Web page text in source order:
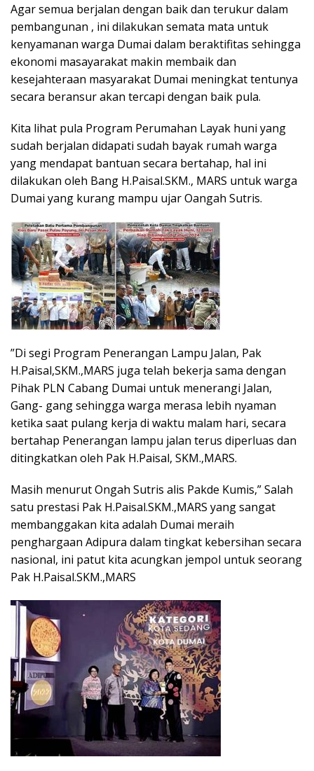
Agar semua berjalan dengan baik dan terukur dalam
pembangunan , ini dilakukan semata mata untuk
kenyamanan warga Dumai dalam beraktifitas sehingga
ekonomi masayarakat makin membaik dan
kesejahteraan masyarakat Dumai meningkat tentunya
secara beransur akan tercapi dengan baik pula.
Kita lihat pula Program Perumahan Layak huni yang
sudah berjalan didapati sudah bayak rumah warga
yang mendapat bantuan secara bertahap, hal ini
dilakukan oleh Bang H.Paisal.SKM., MARS untuk warga
Dumai yang kurang mampu ujar Oangah Sutris.
”Di segi Program Penerangan Lampu Jalan, Pak
H.Paisal,SKM.,MARS juga telah bekerja sama dengan
Pihak PLN Cabang Dumai untuk menerangi Jalan,
Gang- gang sehingga warga merasa lebih nyaman
ketika saat pulang kerja di waktu malam hari, secara
bertahap Penerangan lampu jalan terus diperluas dan
ditingkatkan oleh Pak H.Paisal, SKM.,MARS.
Masih menurut Ongah Sutris alis Pakde Kumis,” Salah
satu prestasi Pak H.Paisal.SKM.,MARS yang sangat
membanggakan kita adalah Dumai meraih
penghargaan Adipura dalam tingkat kebersihan secara
nasional, ini patut kita acungkan jempol untuk seorang
Pak H.Paisal.SKM.,MARS